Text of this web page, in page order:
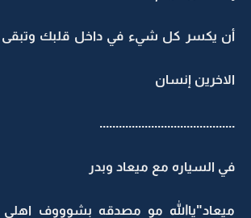
أن يكسر كل شيء في داخل قلبك وتبقى
الاخرين إنسان
..........................................
في السياره مع ميعاد وبدر
ميعاد"ياالله مو مصدقه بشوووف اهلي